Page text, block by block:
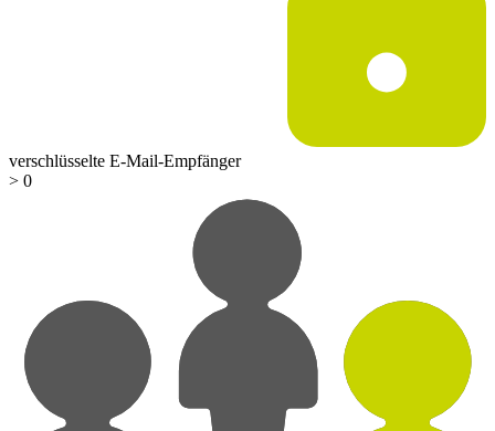
verschlüsselte E-Mail-Empfänger
> 0